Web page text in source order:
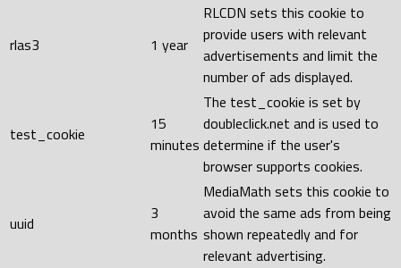
rlas3 1 year
RLCDN sets this cookie to
provide users with relevant
advertisements and limit the
number of ads displayed.
test_cookie
15
minutes
The test_cookie is set by
doubleclick.net and is used to
determine if the user's
browser supports cookies.
uuid
3
months
MediaMath sets this cookie to
avoid the same ads from being
shown repeatedly and for
relevant advertising.